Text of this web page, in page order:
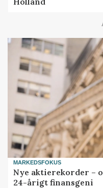
MARKEDSFOKUS
Nye aktierekorder –
24-årigt finansgeni